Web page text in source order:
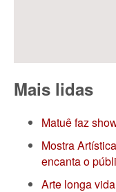
Mais lidas
Matuê faz
Mostra
encanta o
Arte longa